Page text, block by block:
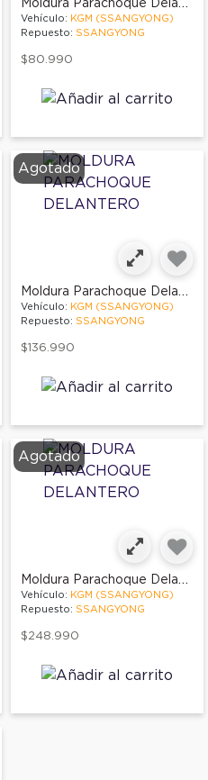
Vehículo: KGM (SSANGYONG)
Repuesto: SSANGYONG
$80.990
Agotado
Moldura Parachoque Delantero
Vehículo: KGM (SSANGYONG)
Repuesto: SSANGYONG
$136.990
Agotado
Moldura Parachoque Delantero
Vehículo: KGM (SSANGYONG)
Repuesto: SSANGYONG
$248.990